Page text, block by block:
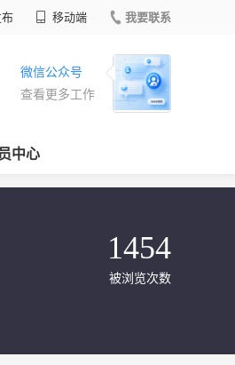
移动端 我要联系
微信公众号
查看更多工作
中心
1454
被浏览次数